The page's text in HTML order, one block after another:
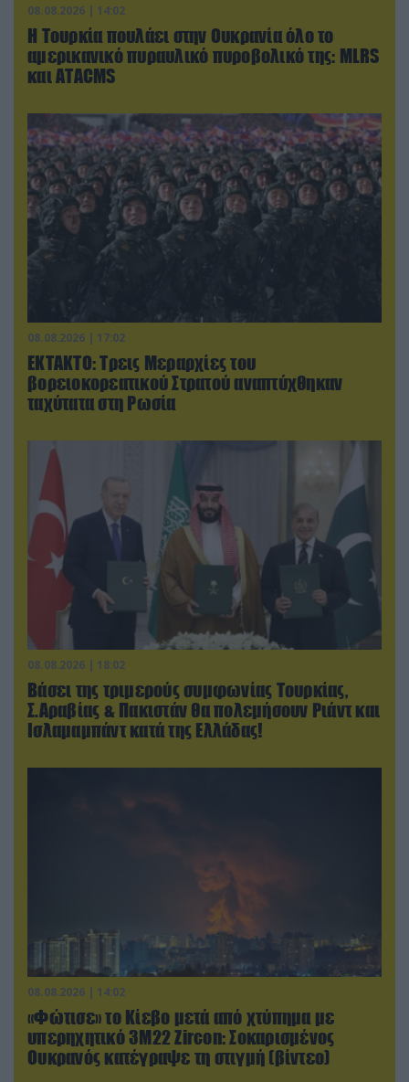
08.08.2026 | 14:02
Η Τουρκία πουλάει στην Ουκρανία όλο το
αμερικανικό πυραυλικό πυροβολικό της: MLRS
και ΑΤΑCMS
08.08.2026 | 17:02
ΕΚΤΑΚΤΟ: Τρεις Μεραρχίες του
βορειοκορεατικού Στρατού αναπτύχθηκαν
ταχύτατα στη Ρωσία
08.08.2026 | 18:02
Βάσει της τριμερούς συμφωνίας Τουρκίας,
Σ.Αραβίας & Πακιστάν θα πολεμήσουν Ριάντ και
Ισλαμαμπάντ κατά της Ελλάδας!
08.08.2026 | 14:02
«Φώτισε» το Κίεβο μετά από χτύπημα με
υπερηχητικό 3M22 Zircon: Σοκαρισμένος
Ουκρανός κατέγραψε τη στιγμή (βίντεο)